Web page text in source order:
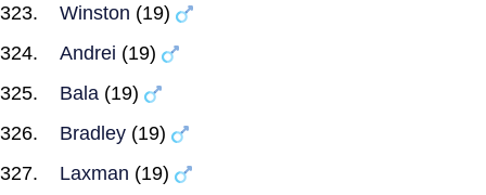
Winston (19)
Andrei (19)
Bala (19)
Bradley (19)
Laxman (19)